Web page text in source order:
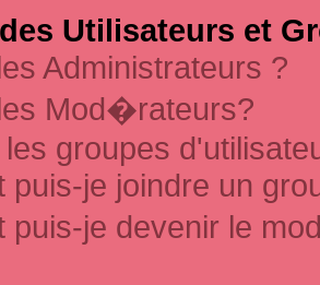
Utilisateurs et
Administrateurs ?
Mod�rateurs?
groupes
puis-je joindre un
puis-je devenir le